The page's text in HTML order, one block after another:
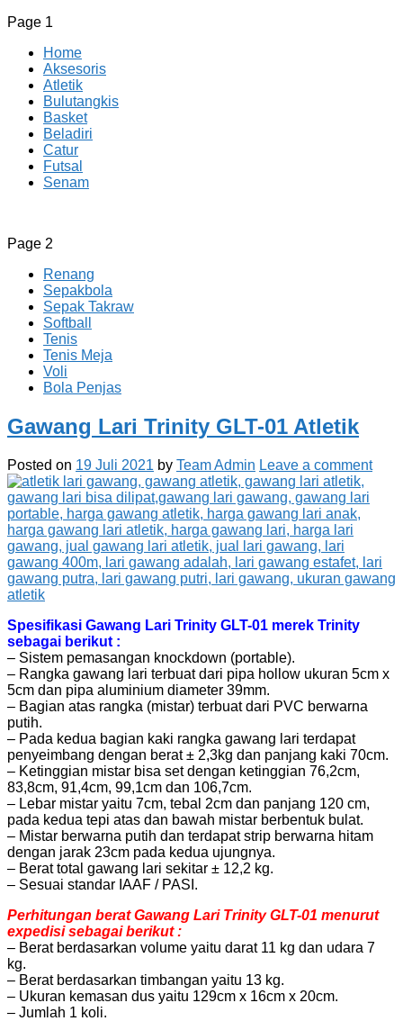
Page 1
Home
Aksesoris
Atletik
Bulutangkis
Basket
Beladiri
Catur
Futsal
Senam
CV JAYA BERSAMA Co Id
Menyediakan Semua Perlengkapan Olahraga Yang
Page 2
Renang
Sepakbola
Sepak Takraw
Softball
Tenis
Tenis Meja
Voli
Bola Penjas
Gawang Lari Trinity GLT-01 Atletik
Posted on 19 Juli 2021 by Team Admin Leave a comment
Spesifikasi Gawang Lari Trinity GLT-01 merek Trinity
sebagai berikut :
– Sistem pemasangan knockdown (portable).
– Rangka gawang lari terbuat dari pipa hollow ukuran 5cm x
5cm dan pipa aluminium diameter 39mm.
– Bagian atas rangka (mistar) terbuat dari PVC berwarna
putih.
– Pada kedua bagian kaki rangka gawang lari terdapat
penyeimbang dengan berat ± 2,3kg dan panjang kaki 70cm.
– Ketinggian mistar bisa set dengan ketinggian 76,2cm,
83,8cm, 91,4cm, 99,1cm dan 106,7cm.
– Lebar mistar yaitu 7cm, tebal 2cm dan panjang 120 cm,
pada kedua tepi atas dan bawah mistar berbentuk bulat.
– Mistar berwarna putih dan terdapat strip berwarna hitam
dengan jarak 23cm pada kedua ujungnya.
– Berat total gawang lari sekitar ± 12,2 kg.
– Sesuai standar IAAF / PASI.
Perhitungan berat Gawang Lari Trinity GLT-01 menurut
expedisi sebagai berikut :
– Berat berdasarkan volume yaitu darat 11 kg dan udara 7
kg.
– Berat berdasarkan timbangan yaitu 13 kg.
– Ukuran kemasan dus yaitu 129cm x 16cm x 20cm.
– Jumlah 1 koli.